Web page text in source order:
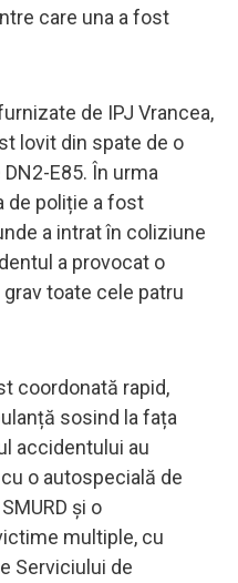
care una a fost
de IPJ Vrancea,
lovit din spate de o
E85. În urma
de poliție a fost
a intrat în coliziune
a provocat o
toate cele patru
coordonată rapid,
sosind la fața
accidentului au
o autospecială de
și o
multiple, cu
Serviciului de